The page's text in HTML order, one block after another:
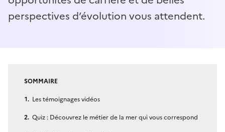
perspectives d’évolution vous attendent.
SOMMAIRE
Les témoignages vidéos
Quiz : Découvrez le métier de la mer qui vous correspond